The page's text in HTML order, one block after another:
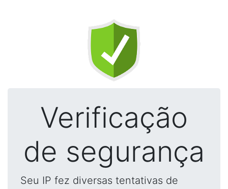
Verificação
de segurança
Seu IP fez diversas tentativas de